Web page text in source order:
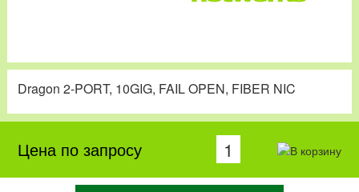
Dragon 2-PORT, 10GIG, FAIL OPEN, FIBER NIC
Цена по запросу